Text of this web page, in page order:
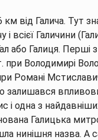
від Галича. Тут
і всієї Галичини
або Галиця. Перші
Володимирі
Романі
і одна з
Галицька
нинішня назва. А